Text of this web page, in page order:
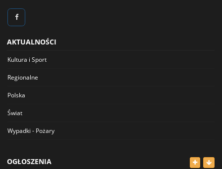
AKTUALNOŚCI
Kultura i Sport
Regionalne
Polska
Świat
Wypadki - Pożary
OGŁOSZENIA